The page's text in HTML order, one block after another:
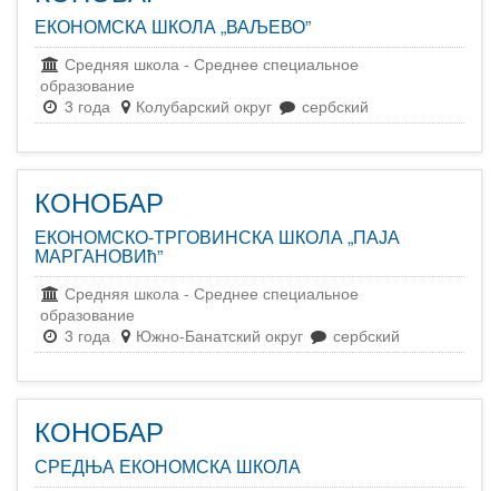
ЕКОНОМСКА ШКОЛА „ВАЉЕВО”
Средняя школа - Среднее специальное
образование
3 года
Колубарский округ сербский
КОНОБАР
ЕКОНОМСКО-ТРГОВИНСКА ШКОЛА „ПАЈА
МАРГАНОВИћ”
Средняя школа - Среднее специальное
образование
3 года
Южно-Банатский округ сербский
КОНОБАР
СРЕДЊА ЕКОНОМСКА ШКОЛА